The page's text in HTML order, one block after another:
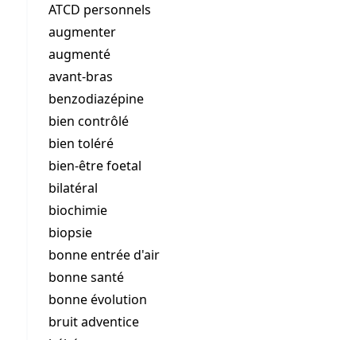
ATCD personnels
augmenter
augmenté
avant-bras
benzodiazépine
bien contrôlé
bien toléré
bien-être foetal
bilatéral
biochimie
biopsie
bonne entrée d'air
bonne santé
bonne évolution
bruit adventice